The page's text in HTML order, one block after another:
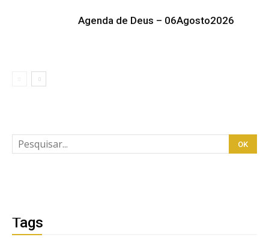
Agenda de Deus – 06Agosto2026
Tags